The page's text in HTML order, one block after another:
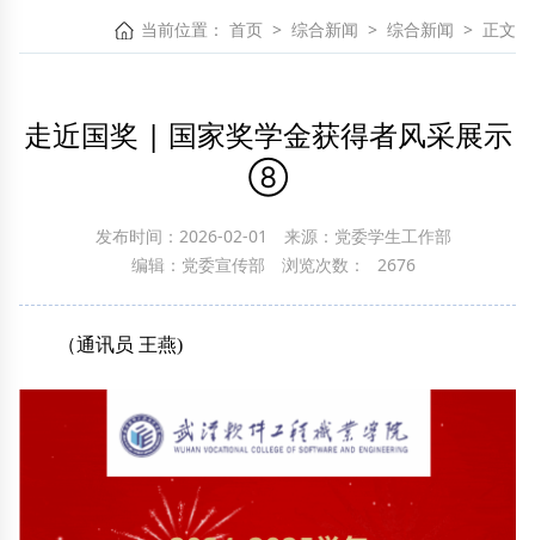
当前位置： 首页 > 综合新闻 > 综合新闻 > 正文
走近国奖 | 国家奖学金获得者风采展示
⑧
发布时间：2026-02-01
来源：党委学生工作部
编辑：党委宣传部
浏览次数： 2676
（通讯员 王燕)